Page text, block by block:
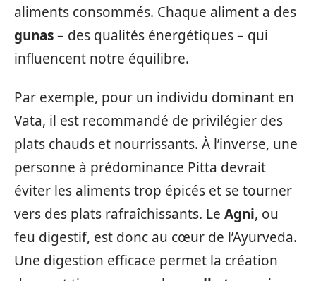
aliments consommés. Chaque aliment a des
gunas– des qualités énergétiques – qui
influencent notre équilibre.
Par exemple, pour un individu dominant en
Vata, il est recommandé de privilégier des
plats chauds et nourrissants. À l’inverse, une
personne à prédominance Pitta devrait
éviter les aliments trop épicés et se tourner
vers des plats rafraîchissants. Le Agni, ou
feu digestif, est donc au cœur de l’Ayurveda.
Une digestion efficace permet la création